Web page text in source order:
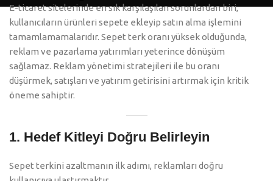
E-ticaret sitelerinde en sık karşılaşılan sorunlardan biri,
kullanıcıların ürünleri sepete ekleyip satın alma işlemini
tamamlamamalarıdır. Sepet terk oranı yüksek olduğunda,
reklam ve pazarlama yatırımları yeterince dönüşüm
sağlamaz. Reklam yönetimi stratejileri ile bu oranı
düşürmek, satışları ve yatırım getirisini artırmak için kritik
öneme sahiptir.
1. Hedef Kitleyi Doğru Belirleyin
Sepet terkini azaltmanın ilk adımı, reklamları doğru